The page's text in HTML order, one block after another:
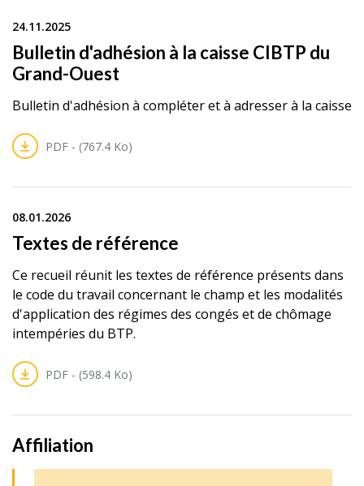
24.11.2025
Bulletin d'adhésion à la caisse CIBTP du
Grand-Ouest
Bulletin d'adhésion à compléter et à adresser à la caisse
PDF - (767.4 Ko)
08.01.2026
Textes de référence
Ce recueil réunit les textes de référence présents dans
le code du travail concernant le champ et les modalités
d'application des régimes des congés et de chômage
intempéries du BTP.
PDF - (598.4 Ko)
Affiliation